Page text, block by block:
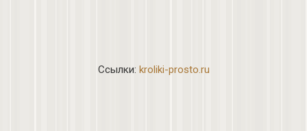
Ссылки: kroliki-prosto.ru